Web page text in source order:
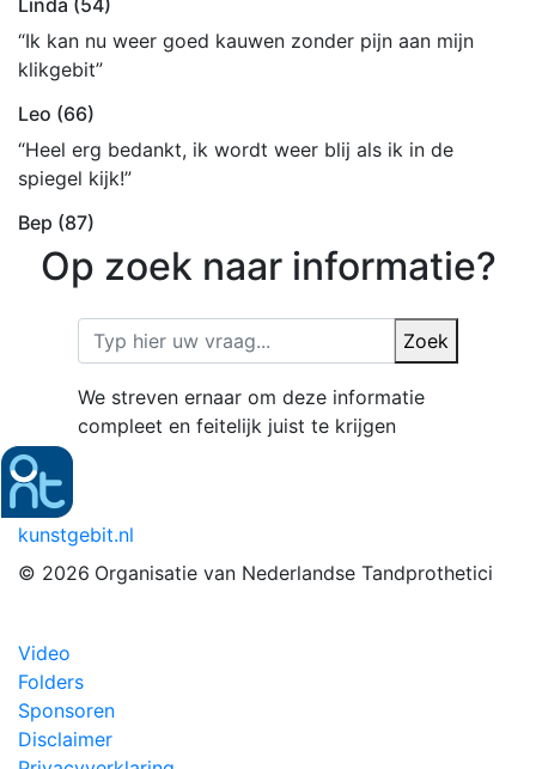
Linda (54)
“Ik kan nu weer goed kauwen zonder pijn aan mijn
klikgebit”
Leo (66)
“Heel erg bedankt, ik wordt weer blij als ik in de
spiegel kijk!”
Bep (87)
Op zoek naar informatie?
Zoek
We streven ernaar om deze informatie
compleet en feitelijk juist te krijgen
kunstgebit.nl
© 2026 Organisatie van Nederlandse Tandprothetici
Video
Folders
Sponsoren
Disclaimer